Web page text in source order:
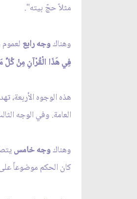
مثلاً حجّ بيته".
وهناكوجه رابع
فِي هَذَا الْقُرْآنِ مِنْ كُلِّ
هذه الوجوه الأربعة،
العامة. وفي الوجه
وهناكوجه خامس
كان الحكم موضوعاً